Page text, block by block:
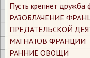
Пусть крепнет дружба
РАЗОБЛАЧЕНИЕ
ПРЕДАТЕЛЬСКОЙ
МАГНАТОВ ФРАНЦИИ
РАННИЕ ОВОЩИ